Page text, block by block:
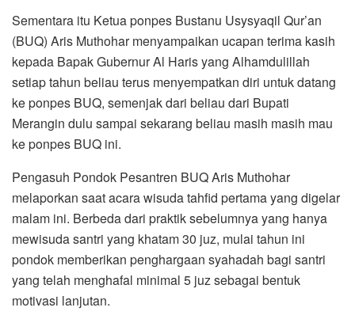
Sementara itu Ketua ponpes Bustanu Usysyaqil Qur’an
(BUQ) Aris Muthohar menyampaikan ucapan terima kasih
kepada Bapak Gubernur Al Haris yang Alhamdulillah
setiap tahun beliau terus menyempatkan diri untuk datang
ke ponpes BUQ, semenjak dari beliau dari Bupati
Merangin dulu sampai sekarang beliau masih masih mau
ke ponpes BUQ ini.
Pengasuh Pondok Pesantren BUQ Aris Muthohar
melaporkan saat acara wisuda tahfid pertama yang digelar
malam ini. Berbeda dari praktik sebelumnya yang hanya
mewisuda santri yang khatam 30 juz, mulai tahun ini
pondok memberikan penghargaan syahadah bagi santri
yang telah menghafal minimal 5 juz sebagai bentuk
motivasi lanjutan.